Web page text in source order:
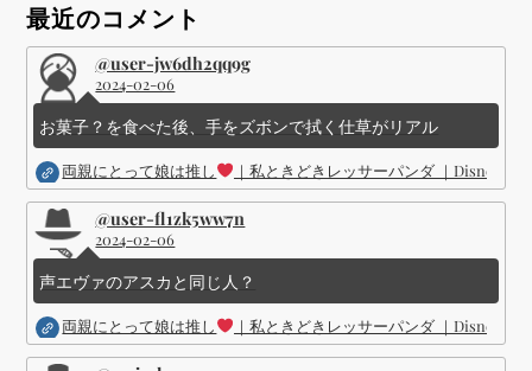
ン
最近のコメント
@user-jw6dh2qq9g
2024-02-06
お菓子？を食べた後、手をズボンで拭く仕草がリアル
両親にとって娘は推し ｜私ときどきレッサーパンダ ｜Disney (
@user-fl1zk5ww7n
2024-02-06
声エヴァのアスカと同じ人？
両親にとって娘は推し ｜私ときどきレッサーパンダ ｜Disney (